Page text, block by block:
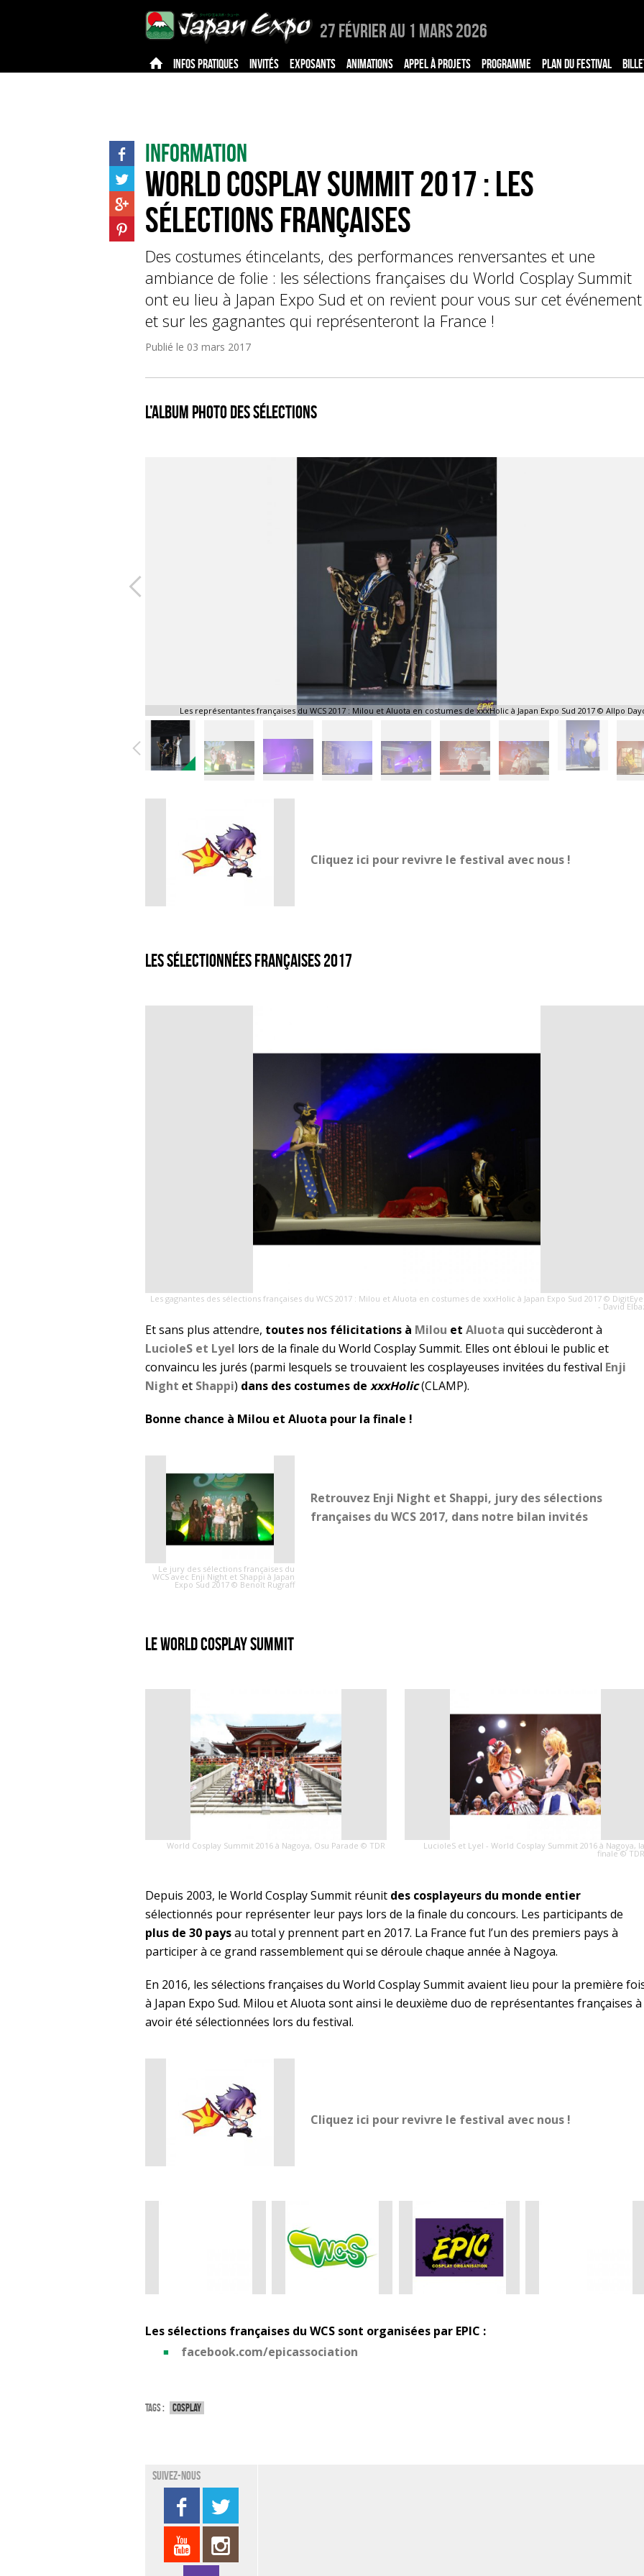
27 Février au 1 Mars 2026
INFOS PRATIQUES INVITÉS EXPOSANTS ANIMATIONS APPEL À PROJETS PROGRAMME PLAN DU FESTIVAL
Information
World Cosplay Summit 2017 : les
sélections françaises
Des costumes étincelants, des performances renversantes et une
ambiance de folie : les sélections françaises du World Cosplay Summit
ont eu lieu à Japan Expo Sud et on revient pour vous sur cet événement
et sur les gagnantes qui représenteront la France !
Publié le 03 mars 2017
L’album photo des sélections
Les représentantes françaises du WCS 2017 : Milou et Aluota en costumes de xxxHolic à Japan Expo Sud 2017 © Allpo
Cliquez ici pour revivre le festival avec nous !
Les sélectionnées françaises 2017
Les gagnantes des sélections françaises du WCS 2017 : Milou et Aluota en costumes de xxxHolic à Japan Expo Sud 2017 ©
- David
Et sans plus attendre, toutes nos félicitations à Milou et Aluota qui succèderont à
LucioleS et Lyel lors de la finale du World Cosplay Summit. Elles ont ébloui le public et
convaincu les jurés (parmi lesquels se trouvaient les cosplayeuses invitées du festival Enji
Night et Shappi) dans des costumes de xxxHolic(CLAMP).
Bonne chance à Milou et Aluota pour la finale !
Le jury des sélections françaises du
WCS avec Enji Night et Shappi à Japan
Expo Sud 2017 © Benoît Rugraff
Retrouvez Enji Night et Shappi, jury des sélections
françaises du WCS 2017, dans notre bilan invités
Le World Cosplay Summit
World Cosplay Summit 2016 à Nagoya, Osu Parade © TDR LucioleS et Lyel - World Cosplay Summit 2016 à Nagoya, la
finale © TDR
Depuis 2003, le World Cosplay Summit réunit des cosplayeurs du monde entier
sélectionnés pour représenter leur pays lors de la finale du concours. Les participants de
plus de 30 paysau total y prennent part en 2017. La France fut l’un des premiers pays à
participer à ce grand rassemblement qui se déroule chaque année à Nagoya.
En 2016, les sélections françaises du World Cosplay Summit avaient lieu pour la première
à Japan Expo Sud. Milou et Aluota sont ainsi le deuxième duo de représentantes françaises à
avoir été sélectionnées lors du festival.
Cliquez ici pour revivre le festival avec nous !
Les sélections françaises du WCS sont organisées par EPIC :
facebook.com/epicassociation
Tags : Cosplay
Suivez-nous